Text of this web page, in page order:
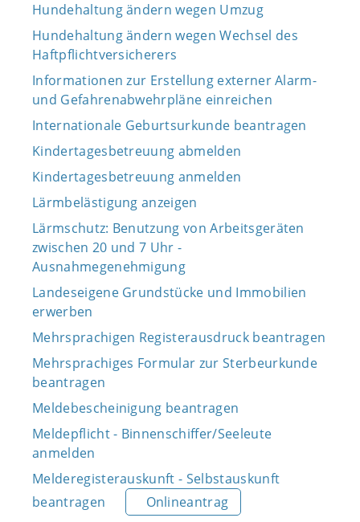
Hundehaltung ändern wegen Umzug
Hundehaltung ändern wegen Wechsel des
Haftpflichtversicherers
Informationen zur Erstellung externer Alarm-
und Gefahrenabwehrpläne einreichen
Internationale Geburtsurkunde beantragen
Kindertagesbetreuung abmelden
Kindertagesbetreuung anmelden
Lärmbelästigung anzeigen
Lärmschutz: Benutzung von Arbeitsgeräten
zwischen 20 und 7 Uhr -
Ausnahmegenehmigung
Landeseigene Grundstücke und Immobilien
erwerben
Mehrsprachigen Registerausdruck beantragen
Mehrsprachiges Formular zur Sterbeurkunde
beantragen
Meldebescheinigung beantragen
Meldepflicht - Binnenschiffer/Seeleute
anmelden
Melderegisterauskunft - Selbstauskunft
beantragen
Onlineantrag